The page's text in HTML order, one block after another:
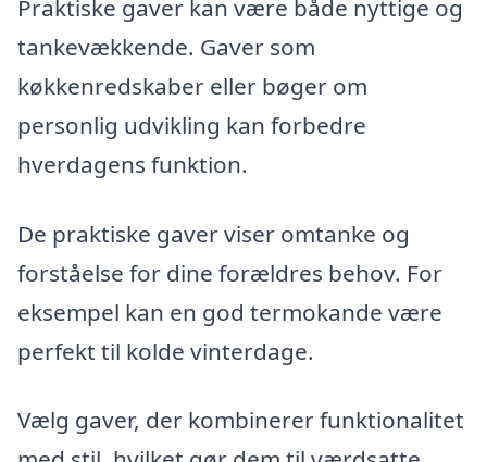
Praktiske gaver kan være både nyttige og
tankevækkende. Gaver som
køkkenredskaber eller bøger om
personlig udvikling kan forbedre
hverdagens funktion.
De praktiske gaver viser omtanke og
forståelse for dine forældres behov. For
eksempel kan en god termokande være
perfekt til kolde vinterdage.
Vælg gaver, der kombinerer funktionalitet